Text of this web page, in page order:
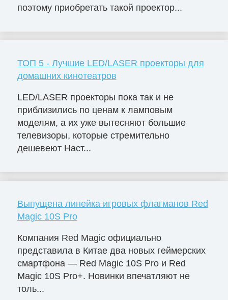
поэтому приобретать такой проектор...
ТОП 5 - Лучшие LED/LASER проекторы для
домашних кинотеатров
LED/LASER проекторы пока так и не
приблизились по ценам к ламповым
моделям, а их уже вытесняют большие
телевизоры, которые стремительно
дешевеют Наст...
Выпущена линейка игровых флагманов Red
Magic 10S Pro
Компания Red Magic официально
представила в Китае два новых геймерских
смартфона — Red Magic 10S Pro и Red
Magic 10S Pro+. Новинки впечатляют не
толь...